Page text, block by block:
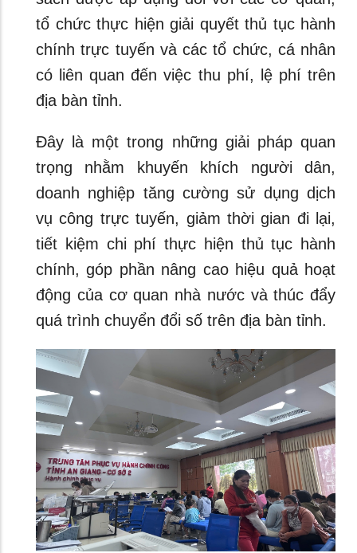
tổ chức thực hiện giải quyết thủ tục hành
chính trực tuyến và các tổ chức, cá nhân
có liên quan đến việc thu phí, lệ phí trên
địa bàn tỉnh.
Đây là một trong những giải pháp quan
trọng nhằm khuyến khích người dân,
doanh nghiệp tăng cường sử dụng dịch
vụ công trực tuyến, giảm thời gian đi lại,
tiết kiệm chi phí thực hiện thủ tục hành
chính, góp phần nâng cao hiệu quả hoạt
động của cơ quan nhà nước và thúc đẩy
quá trình chuyển đổi số trên địa bàn tỉnh.